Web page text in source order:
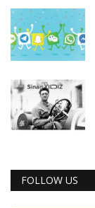
FOLLOW US